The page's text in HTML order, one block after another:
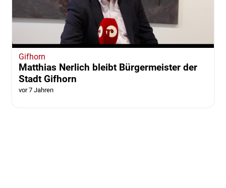
Gifhorn
Matthias Nerlich bleibt Bürgermeister der
Stadt Gifhorn
vor 7 Jahren